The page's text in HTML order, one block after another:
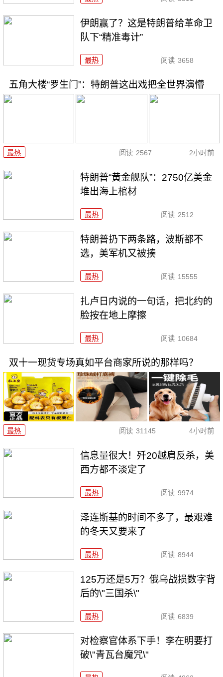
伊朗赢了？这是特朗普给革命卫
队下“精准毒计”
最热 阅读 3658
五角大楼“罗生门”：特朗普这出戏把全世界演懵
最热 阅读 2567 2小时前
特朗普“黄金舰队”：2750亿美金
堆出海上棺材
最热 阅读 2512
特朗普扔下两条路，波斯都不
选，美军机又被揍
最热 阅读 15555
扎卢日内说的一句话，把北约的
脸按在地上摩擦
最热 阅读 10684
双十一现货专场真如平台商家所说的那样吗？
最热 阅读 31145 4小时前
信息量很大！歼20越肩反杀，美
西方都不淡定了
最热 阅读 9974
泽连斯基的时间不多了，最艰难
的冬天又要来了
最热 阅读 8944
125万还是5万？俄乌战损数字背
后的\"三国杀\"
最热 阅读 6839
对检察官体系下手！李在明要打
破\"青瓦台魔咒\"